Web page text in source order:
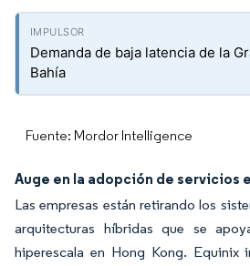
Demanda de baja latencia de la
Bahía
Fuente: Mordor Intelligence
Auge en la adopción de servicios
Las empresas están retirando los
arquitecturas híbridas que se
hiperescala en Hong Kong. Equinix